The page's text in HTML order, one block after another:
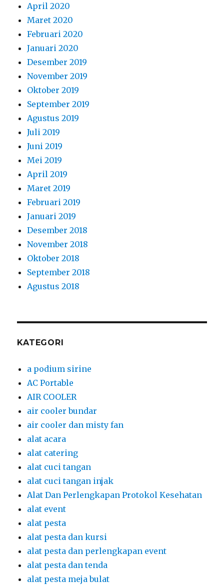
April 2020
Maret 2020
Februari 2020
Januari 2020
Desember 2019
November 2019
Oktober 2019
September 2019
Agustus 2019
Juli 2019
Juni 2019
Mei 2019
April 2019
Maret 2019
Februari 2019
Januari 2019
Desember 2018
November 2018
Oktober 2018
September 2018
Agustus 2018
KATEGORI
a podium sirine
AC Portable
AIR COOLER
air cooler bundar
air cooler dan misty fan
alat acara
alat catering
alat cuci tangan
alat cuci tangan injak
Alat Dan Perlengkapan Protokol Kesehatan
alat event
alat pesta
alat pesta dan kursi
alat pesta dan perlengkapan event
alat pesta dan tenda
alat pesta meja bulat